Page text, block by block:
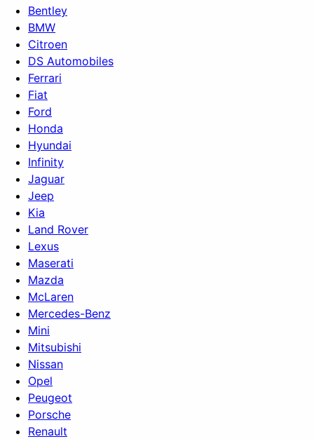
Bentley
BMW
Citroen
DS Automobiles
Ferrari
Fiat
Ford
Honda
Hyundai
Infinity
Jaguar
Jeep
Kia
Land Rover
Lexus
Maserati
Mazda
McLaren
Mercedes-Benz
Mini
Mitsubishi
Nissan
Opel
Peugeot
Porsche
Renault